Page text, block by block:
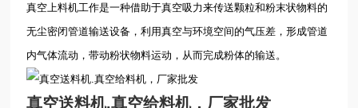
真空上料机工作是一种借助于真空吸力来传送颗粒和粉末状物料的
无尘密闭管道输送设备，利用真空与环境空间的气压差，形成管道
内气体流动，带动粉状物料运动，从而完成粉体的输送。
真空送料机.真空给料机，厂家批发